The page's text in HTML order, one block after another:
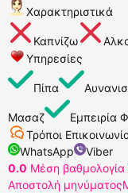
Χαρακτηριστικά
Καπνίζω
Υπηρεσίες
Πίπα
Μασαζ Εμπειρία
Τρόποι
WhatsApp
Viber
0.0 Μέση βαθμολογία
Αποστολή μηνύματος